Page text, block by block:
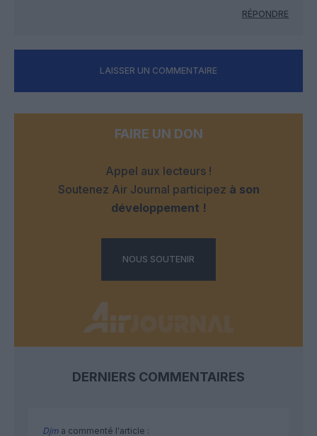
RÉPONDRE
LAISSER UN COMMENTAIRE
FAIRE UN DON
Appel aux lecteurs !
Soutenez Air Journal participez à son
développement !
NOUS SOUTENIR
DERNIERS COMMENTAIRES
Djm a commenté l'article :